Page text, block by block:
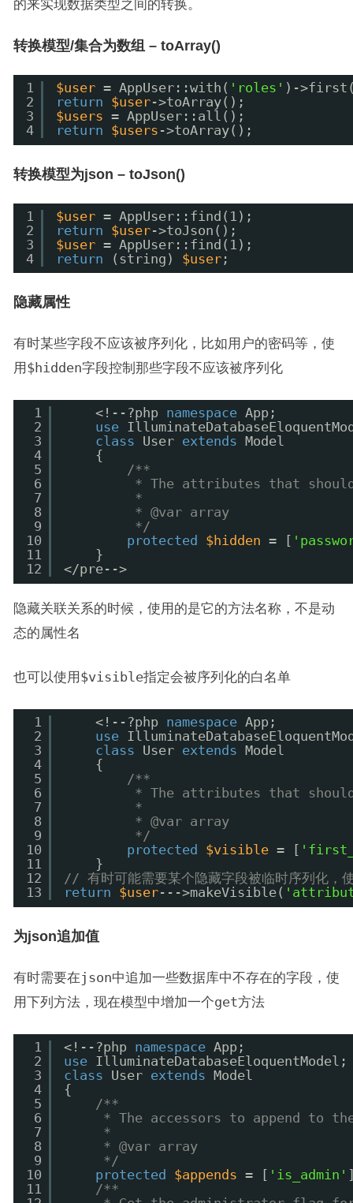
的来实现数据类型之间的转换。
转换模型/集合为数组 – toArray()
1
2
3
4
$user = AppUser::with( 'roles' )-
return
$user->toArray();
$users = AppUser::all();
return
$users ->toArray();
转换模型为json – toJson()
1
2
3
4
$user = AppUser::find(1);
return
$user->toJson();
$user = AppUser::find(1);
return
(string) $user ;
隐藏属性
有时某些字段不应该被序列化，比如用户的密码等，使
用 $hidden字段控制那些字段不应该被序列化
1
2
3
4
5
6
7
8
9
10
11
12
<!--?php namespace App;
use
class
User extends
Model
{
/**
* The attributes that
*
* @var array
*/
protected
$hidden = [
}
</pre-->
隐藏关联关系的时候，使用的是它的方法名称，不是动
态的属性名
也可以使用 $visible指定会被序列化的白名单
1
2
3
4
5
6
7
8
9
10
11
12
13
<!--?php namespace App;
use
class
User extends
Model
{
/**
* The attributes that
*
* @var array
*/
protected
$visible = [
}
// 有时可能需要某个隐藏字段被临时序列化
return
$user--->makeVisible(
为json追加值
有时需要在json中追加一些数据库中不存在的字段，使
用下列方法，现在模型中增加一个get方法
1
2
3
4
5
6
7
8
9
10
11
<!--?php namespace App;
use IlluminateDatabaseEloquentModel;
class
User extends Model
{
/**
* The accessors to append to
*
* @var array
*/
protected
$appends = [ 'is_admin'
/**